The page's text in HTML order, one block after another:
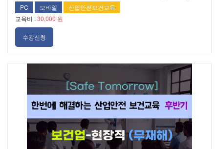
PC 모바일
산업안전보건교육
교육비 :30,000 원
수강신청